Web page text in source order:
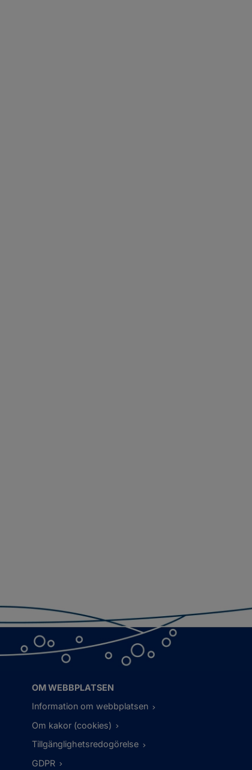
OM WEBBPLATSEN
Information om webbplatsen
Om kakor (cookies)
Tillgänglighetsredogörelse
GDPR